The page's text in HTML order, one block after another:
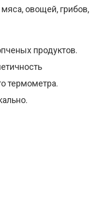
овощей, грибов,
продуктов.
термометра.